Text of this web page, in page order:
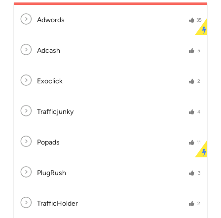
Adwords 35
Adcash 5
Exoclick 2
Trafficjunky 4
Popads 11
PlugRush 3
TrafficHolder 2